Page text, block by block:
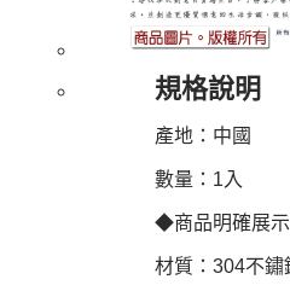
規格說明
產地：中國
數量：1入
◆商品明確展
材質：304不鏽